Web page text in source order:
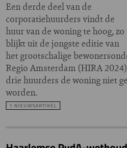
Een derde deel van de
corporatiehuurders vindt de
huur van de woning te hoog, zo
blijkt uit de jongste editie van
het grootschalige
Regio Amsterdam (HIRA
drie huurders de woning niet
worden.
1 NIEUWSARTIKEL